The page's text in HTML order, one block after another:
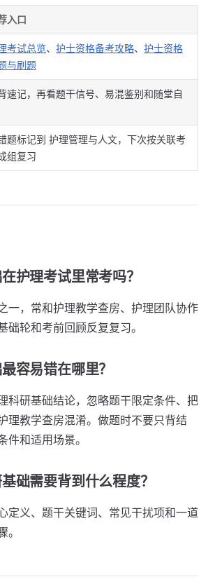
入口
考试总览、 护士资格备考攻略、 护士资格
与刷题
速记，再看题干信号、易混鉴别和随堂自
题标记到 护理管理与人文，下次按关联考
组复习
护理考试里常考吗？
一，常和护理教学查房、护理团队协作
础轮和考前回顾反复复习。
容易错在哪里？
科研基础结论，忽略题干限定条件、把
理教学查房混淆。做题时不要只背结
件和适用场景。
础需要背到什么程度？
定义、题干关键词、常见干扰项和一道